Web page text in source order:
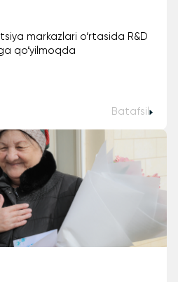
markazlari o‘rtasida R&D
qo‘yilmoqda
Batafsil